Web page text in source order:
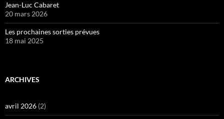
Jean-Luc Cabaret
20 mars 2026
Les prochaines sorties prévues
18 mai 2025
ARCHIVES
avril 2026 (2)